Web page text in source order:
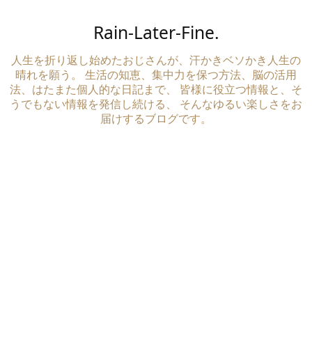
Rain-Later-Fine.
人生を折り返し始めたおじさんが、汗かきベソかき人生の
晴れを願う。 生活の知恵、集中力を保つ方法、脳の活用
法、はたまた個人的な日記まで、 皆様に役立つ情報と、そ
うでもない情報を発信し続ける、 そんなゆるい楽しさをお
届けするブログです。